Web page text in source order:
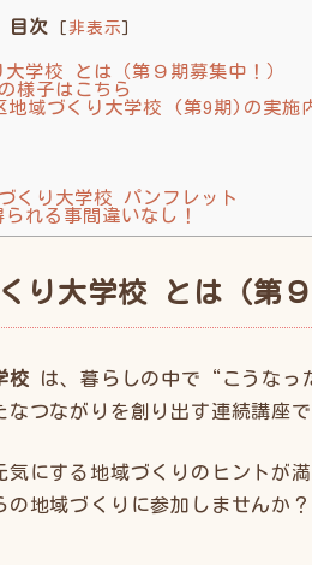
目次 [ 非表示 ]
学校 とは（第９期募集中！）
様子はこちら
地域づくり大学校 (第9期)の実施
くり大学校 パンフレット
れる事間違いなし！
り大学校 とは（第９
校 は、暮らしの中で“こうなっ
つながりを創り出す連続講座で
気にする地域づくりのヒントが
地域づくりに参加しませんか？